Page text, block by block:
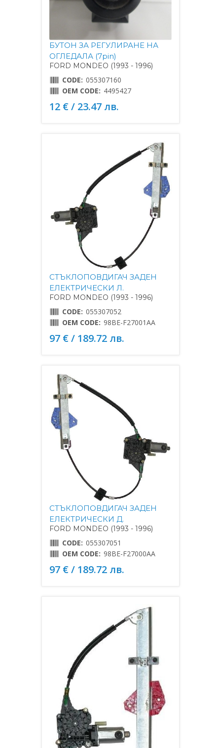
БУТОН ЗА РЕГУЛИРАНЕ НА
ОГЛЕДАЛА (7pin)
FORD MONDEO (1993 - 1996)
CODE: 055307160
OEM CODE: 4495427
12 € / 23.47 лв.
СТЪКЛОПОВДИГАЧ ЗАДЕН
ЕЛЕКТРИЧЕСКИ Л.
FORD MONDEO (1993 - 1996)
CODE: 055307052
OEM CODE: 98BE-F27001AA
97 € / 189.72 лв.
СТЪКЛОПОВДИГАЧ ЗАДЕН
ЕЛЕКТРИЧЕСКИ Д.
FORD MONDEO (1993 - 1996)
CODE: 055307051
OEM CODE: 98BE-F27000AA
97 € / 189.72 лв.